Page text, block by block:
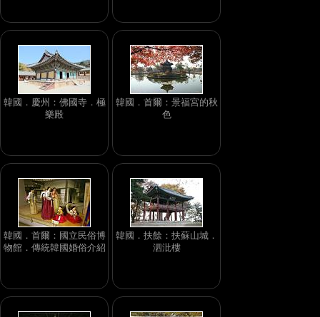
韓國．慶州：佛國寺．極
樂殿
韓國．首爾：景福宮的秋
色
韓國．首爾：國立民俗博
物館．傳統韓國婚俗介紹
韓國．扶餘：扶蘇山城．
泗沘樓